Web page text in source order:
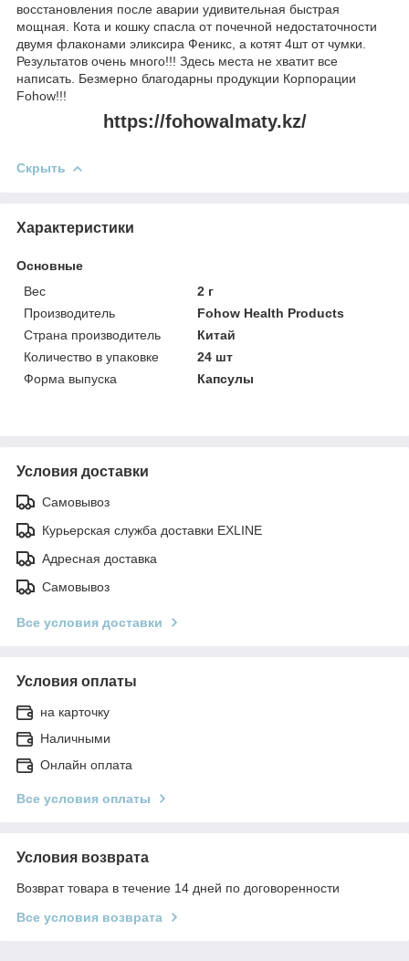
восстановления после аварии удивительная быстрая
мощная. Кота и кошку спасла от почечной недостаточности
двумя флаконами эликсира Феникс, а котят 4шт от чумки.
Результатов очень много!!! Здесь места не хватит все
написать. Безмерно благодарны продукции Корпорации
Fohow!!!
https://fohowalmaty.kz/
Скрыть
Характеристики
Основные
Вес
2 г
Производитель
Fohow Health Products
Страна производитель
Китай
Количество в упаковке
24 шт
Форма выпуска
Капсулы
Условия доставки
Самовывоз
Курьерская служба доставки EXLINE
Адресная доставка
Самовывоз
Все условия доставки
Условия оплаты
на карточку
Наличными
Онлайн оплата
Все условия оплаты
Условия возврата
Возврат товара в течение 14 дней по договоренности
Все условия возврата